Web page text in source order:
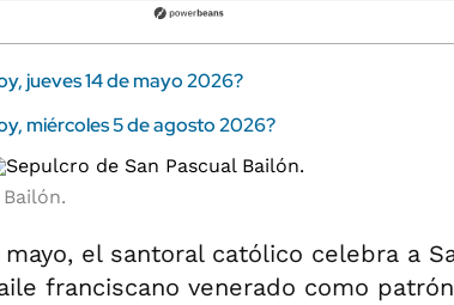
0 segundos
jueves 14 de mayo 2026?
miércoles 5 de agosto 2026?
el santoral católico celebra a
franciscano venerado como